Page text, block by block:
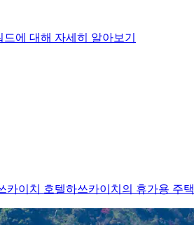
에 대해 자세히 알아보기
카이치 호텔하쓰카이치의 휴가용 주택